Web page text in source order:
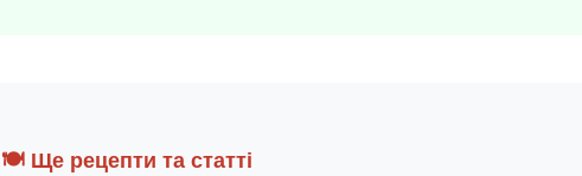
🍽️ Ще рецепти та статті